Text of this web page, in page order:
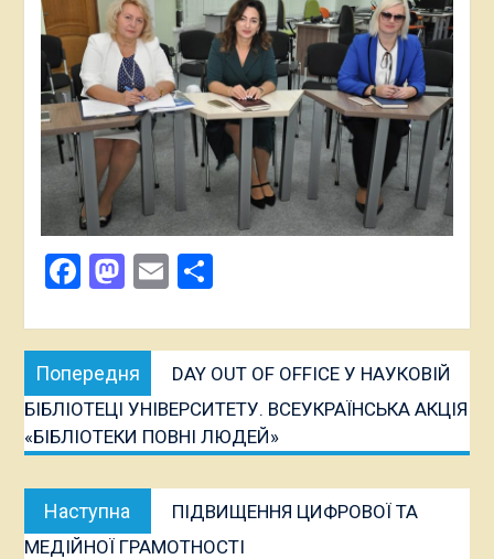
Facebook
Mastodon
EmailПоділитися
Навігація
записів
Попередня
публікація:
DAY OUT OF OFFICE У НАУКОВІЙ
БІБЛІОТЕЦІ УНІВЕРСИТЕТУ. ВСЕУКРАЇНСЬКА АКЦІЯ
«БІБЛІОТЕКИ ПОВНІ ЛЮДЕЙ»
Наступна
публікація:
ПІДВИЩЕННЯ ЦИФРОВОЇ ТА
МЕДІЙНОЇ ГРАМОТНОСТІ